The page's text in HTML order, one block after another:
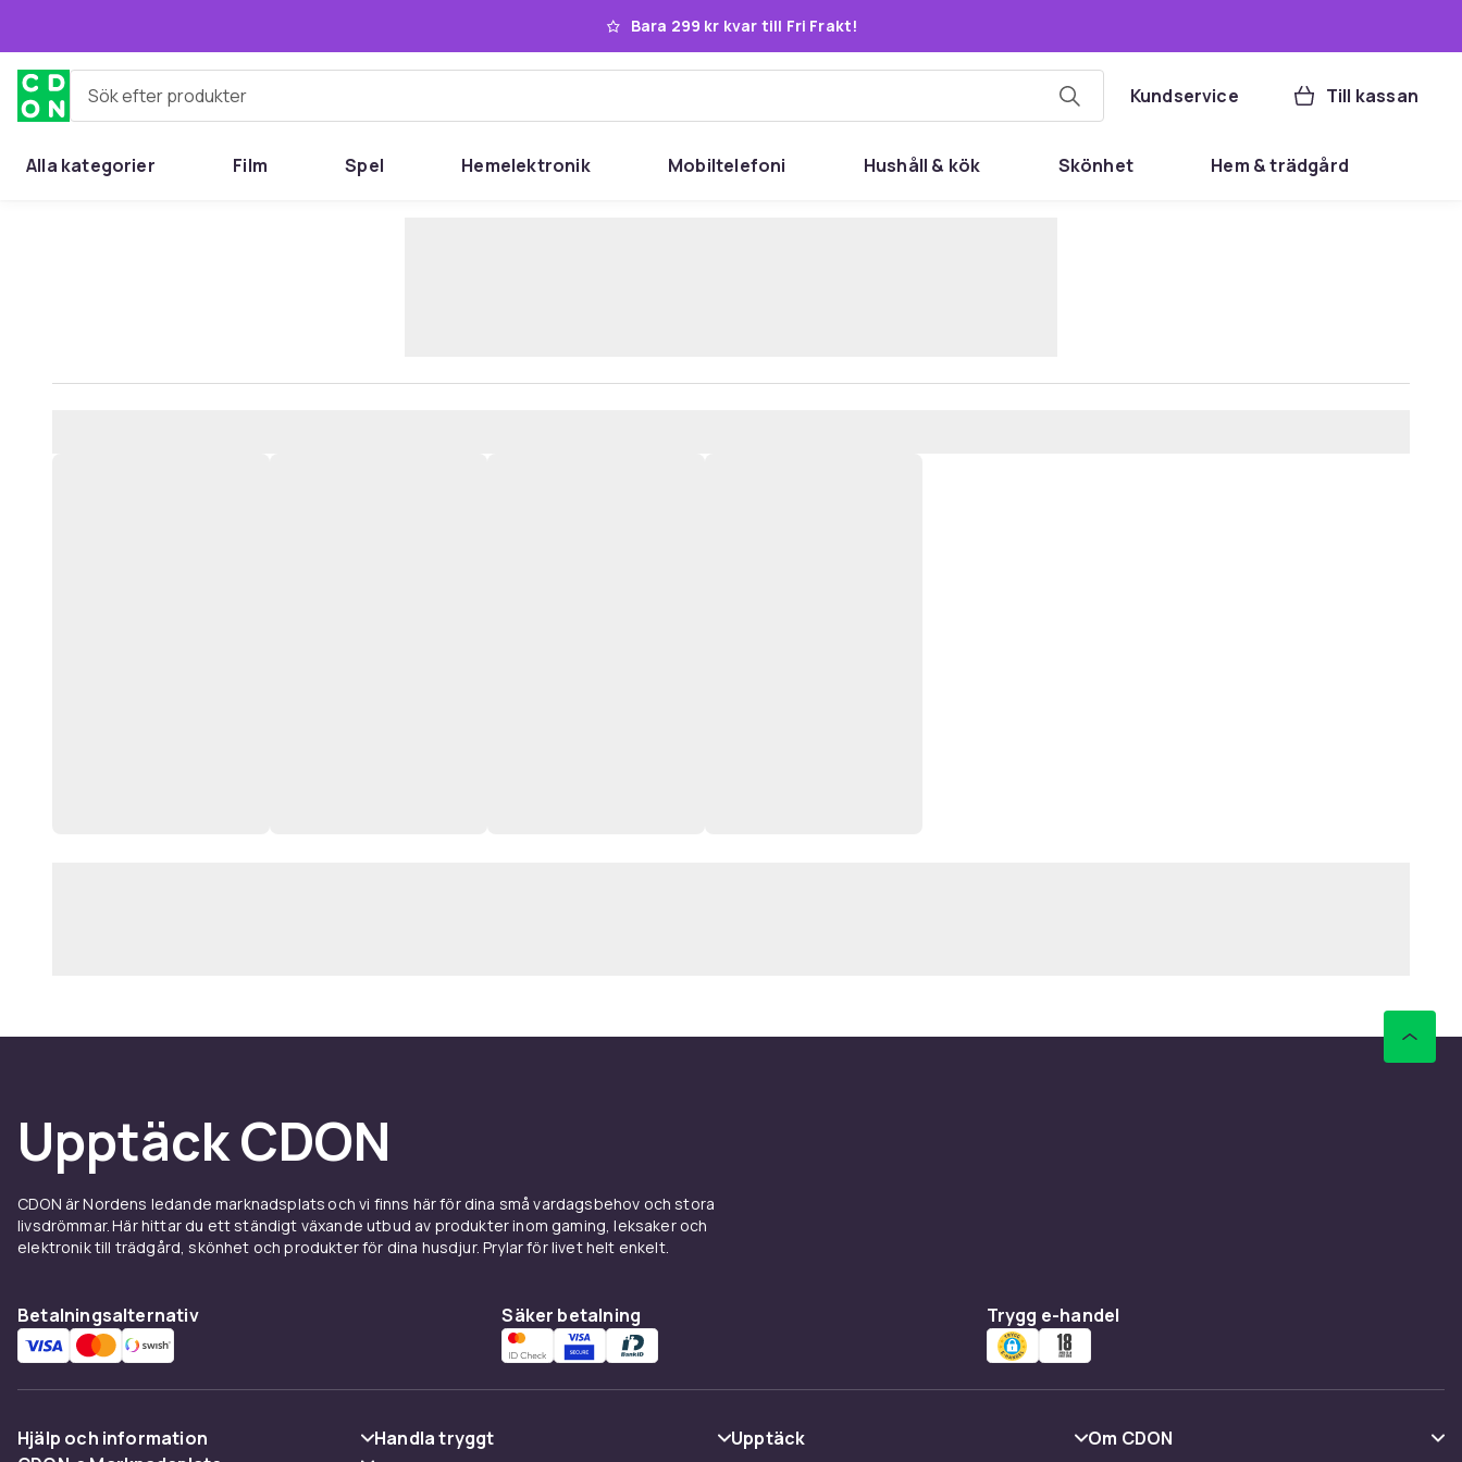
Bara 299 kr kvar till Fri Frakt!
Sök efter produkter Kundservice Till kassan
Alla kategorier Film Spel Hemelektronik Mobiltelefoni Hushåll & kök Skönhet Hem & trädgård
Upptäck CDON
CDON är Nordens ledande marknadsplats och vi finns här för dina små vardagsbehov och stora
livsdrömmar. Här hittar du ett ständigt växande utbud av produkter inom gaming, leksaker och
elektronik till trädgård, skönhet och produkter för dina husdjur. Prylar för livet helt enkelt.
Betalningsalternativ Säker betalning Trygg e-handel
Hjälp och information
Handla tryggt
Upptäck
Om CDON